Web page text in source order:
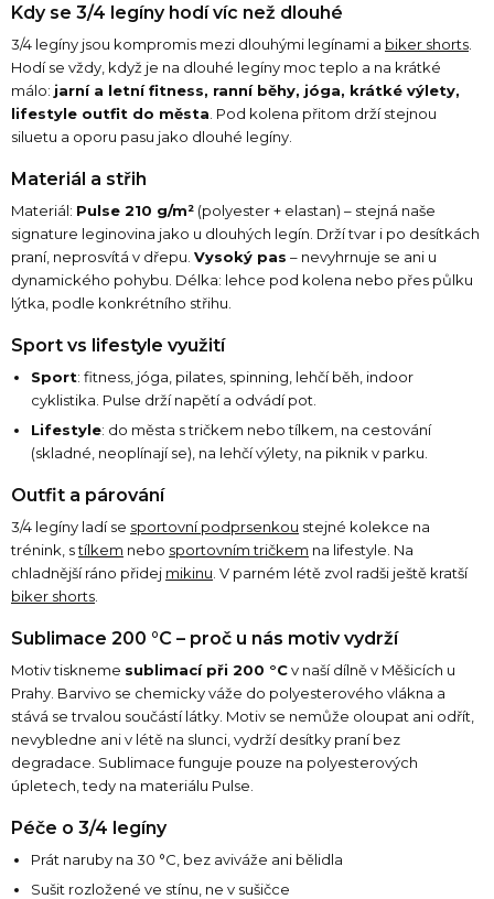
l
á
d
a
c
í
p
k
y
v
ý
p
Kdy se 3/4 legíny hodí víc než dlouhé
3/4 legíny jsou kompromis mezi dlouhými legínami a biker shorts
Hodí se vždy, když je na dlouhé legíny moc teplo a na krátké
málo: jarní a letní fitness, ranní běhy, jóga, krátké výlety,
lifestyle outfit do města . Pod kolena přitom drží stejnou
siluetu a oporu pasu jako dlouhé legíny.
Materiál a střih
Materiál: Pulse 210 g/m² (polyester + elastan) – stejná naše
signature leginovina jako u dlouhých legín. Drží tvar i po desítkách
praní, neprosvítá v dřepu. Vysoký pas – nevyhrnuje se ani u
dynamického pohybu. Délka: lehce pod kolena nebo přes půlku
lýtka, podle konkrétního střihu.
Sport vs lifestyle využití
Sport: fitness, jóga, pilates, spinning, lehčí běh, indoor
cyklistika. Pulse drží napětí a odvádí pot.
Lifestyle: do města s tričkem nebo tílkem, na cestování
(skladné, neoplínají se), na lehčí výlety, na piknik v parku.
Outfit a párování
3/4 legíny ladí se sportovní podprsenkou stejné kolekce na
trénink, stílkem nebo sportovním tričkem na lifestyle. Na
chladnější ráno přidej mikinu . V parném létě zvol radši ještě kratší
biker shorts
Sublimace 200 °C – proč u nás motiv vydrží
Motiv tiskneme sublimací při 200 °Cv naší dílně v Měšicích u
Prahy. Barvivo se chemicky váže do polyesterového vlákna a
stává se trvalou součástí látky. Motiv se nemůže oloupat ani odřít,
nevybledne ani v létě na slunci, vydrží desítky praní bez
degradace. Sublimace funguje pouze na polyesterových
úpletech, tedy na materiálu Pulse.
Péče o 3/4 legíny
Prát naruby na 30 °C, bez aviváže ani bělidla
Sušit rozložené ve stínu, ne v sušičce